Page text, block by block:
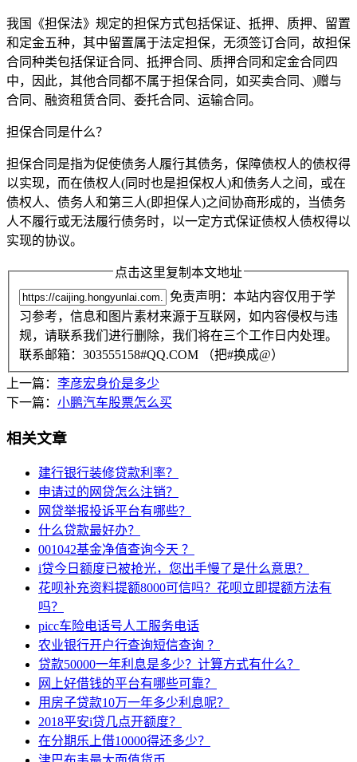
我国《担保法》规定的担保方式包括保证、抵押、质押、留置
和定金五种，其中留置属于法定担保，无须签订合同，故担保
合同种类包括保证合同、抵押合同、质押合同和定金合同四
中，因此，其他合同都不属于担保合同，如买卖合同、)赠与
合同、融资租赁合同、委托合同、运输合同。
担保合同是什么？
担保合同是指为促使债务人履行其债务，保障债权人的债权得
以实现，而在债权人(同时也是担保权人)和债务人之间，或在
债权人、债务人和第三人(即担保人)之间协商形成的，当债务
人不履行或无法履行债务时，以一定方式保证债权人债权得以
实现的协议。
点击这里复制本文地址
免责声明：本站内容仅用于学
习参考，信息和图片素材来源于互联网，如内容侵权与违
规，请联系我们进行删除，我们将在三个工作日内处理。
联系邮箱：303555158#QQ.COM （把#换成@）
上一篇： 李彦宏身价是多少
下一篇： 小鹏汽车股票怎么买
相关文章
建行银行装修贷款利率？
申请过的网贷怎么注销？
网贷举报投诉平台有哪些？
什么贷款最好办？
001042基金净值查询今天 ？
i贷今日额度已被抢光，您出手慢了是什么意思？
花呗补充资料提额8000可信吗？花呗立即提额方法有
吗？
picc车险电话号人工服务电话
农业银行开户行查询短信查询 ？
贷款50000一年利息是多少？计算方式有什么？
网上好借钱的平台有哪些可靠？
用房子贷款10万一年多少利息呢？
2018平安i贷几点开额度？
在分期乐上借10000得还多少？